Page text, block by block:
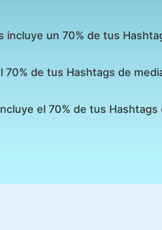
un 70% de tus
de tus Hashtags de
el 70% de tus Hashtags